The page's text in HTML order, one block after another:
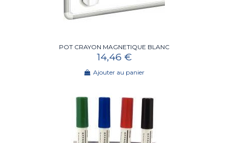
POT CRAYON MAGNETIQUE BLANC
14,46 €
Ajouter au panier